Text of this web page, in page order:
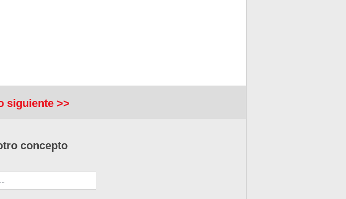
siguiente >>
concepto